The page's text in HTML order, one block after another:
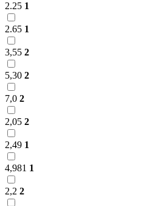
2.25 1
2.65 1
3,55 2
5,30 2
7,0 2
2,05 2
2,49 1
4,981 1
2,2 2